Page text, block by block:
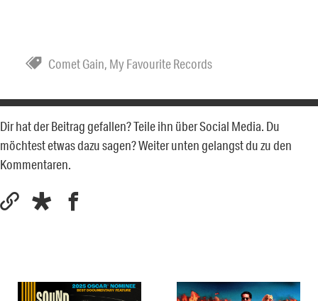
Comet Gain, My Favourite Records
Dir hat der Beitrag gefallen? Teile ihn über Social Media. Du
möchtest etwas dazu sagen? Weiter unten gelangst du zu den
Kommentaren.